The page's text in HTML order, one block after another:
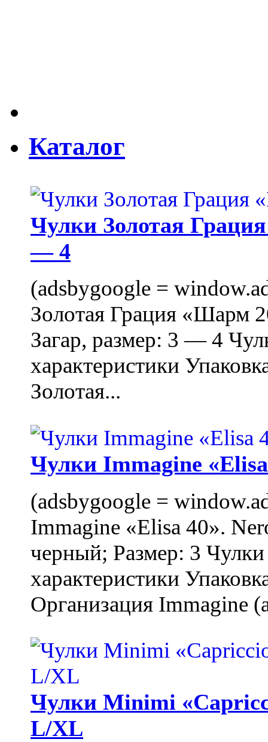
Каталог
Чулки Золотая
— 4
(adsbygoogle =
Золотая Грация «Шарм
Загар, размер: 3 — 4
характеристики
Золотая...
Чулки Immagine
(adsbygoogle =
Immagine «Elisa 40».
черный; Размер: 3
характеристики
Организация Immagine
Чулки Minimi
L/XL